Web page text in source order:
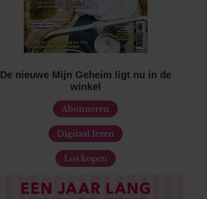
De nieuwe Mijn Geheim ligt nu in de
winkel
Abonneren
Digitaal lezen
Los kopen